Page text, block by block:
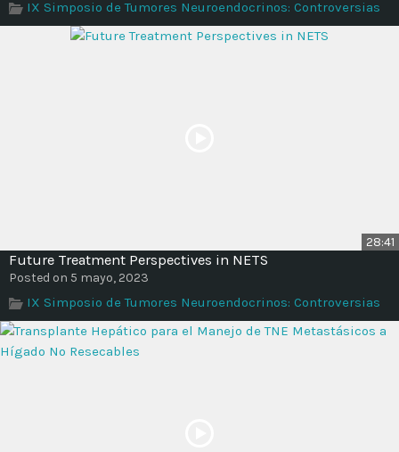
Time
IX Simposio de Tumores Neuroendocrinos: Controversias
28:41
Future Treatment Perspectives in NETS
Posted on 5 mayo, 2023
IX Simposio de Tumores Neuroendocrinos: Controversias